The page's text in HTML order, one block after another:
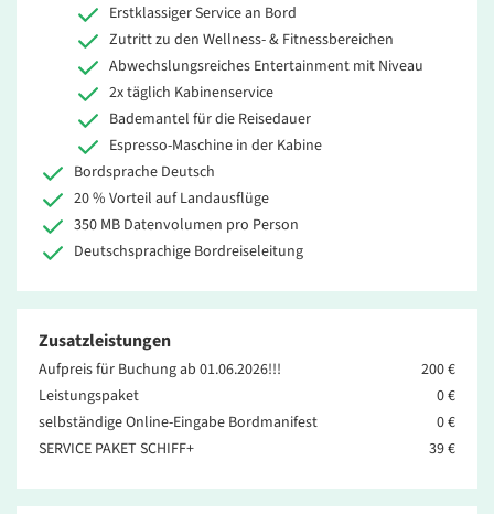
Erstklassiger Service an Bord
Zutritt zu den Wellness- & Fitnessbereichen
Abwechslungsreiches Entertainment mit Niveau
2x täglich Kabinenservice
Bademantel für die Reisedauer
Espresso-Maschine in der Kabine
Bordsprache Deutsch
20 % Vorteil auf Landausflüge
350 MB Datenvolumen pro Person
Deutschsprachige Bordreiseleitung
Zusatzleistungen
Aufpreis für Buchung ab 01.06.2026!!!
200 €
Leistungspaket
0 €
selbständige Online-Eingabe Bordmanifest
0 €
SERVICE PAKET SCHIFF+
39 €